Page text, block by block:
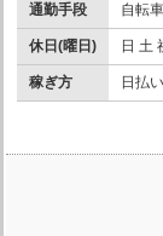
通勤手段 自転
休日(曜日) 日 土
稼ぎ方 日払